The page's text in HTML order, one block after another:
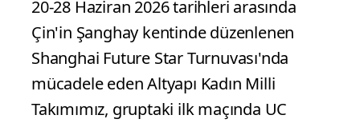
20-28 Haziran 2026 tarihleri arasında
Çin'in Şanghay kentinde düzenlenen
Shanghai Future Star Turnuvası'nda
mücadele eden Altyapı Kadın Milli
Takımımız, gruptaki ilk maçında UC